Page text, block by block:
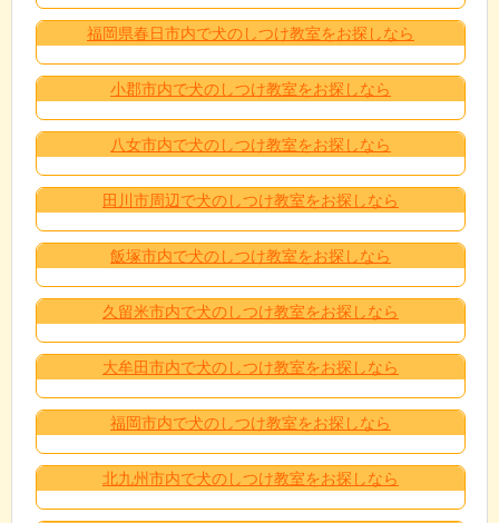
福岡県春日市内で犬のしつけ教室をお探しなら
小郡市内で犬のしつけ教室をお探しなら
八女市内で犬のしつけ教室をお探しなら
田川市周辺で犬のしつけ教室をお探しなら
飯塚市内で犬のしつけ教室をお探しなら
久留米市内で犬のしつけ教室をお探しなら
大牟田市内で犬のしつけ教室をお探しなら
福岡市内で犬のしつけ教室をお探しなら
北九州市内で犬のしつけ教室をお探しなら